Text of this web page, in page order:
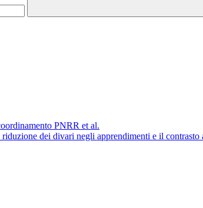
PNRR et al.
dei divari negli apprendimenti e il